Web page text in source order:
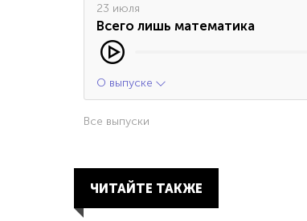
23 июля
Всего лишь математика
О выпуске
Все выпуски
ЧИТАЙТЕ ТАКЖЕ